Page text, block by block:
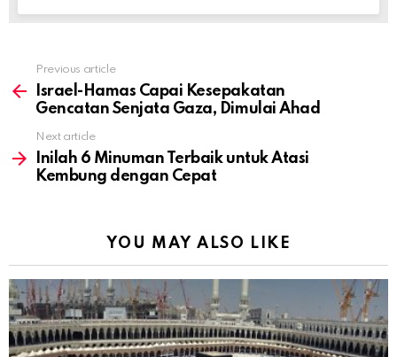
more
Previous article
Israel-Hamas Capai Kesepakatan
Gencatan Senjata Gaza, Dimulai Ahad
Next article
Inilah 6 Minuman Terbaik untuk Atasi
Kembung dengan Cepat
YOU MAY ALSO LIKE